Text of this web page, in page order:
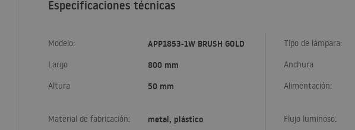
Especificaciones técnicas
Modelo: APP1853-1W BRUSH GOLD Tipo de lámpara:
Largo 800 mm Anchura
Altura 50 mm Alimentación:
Material de fabricación: metal, plástico Flujo luminoso: